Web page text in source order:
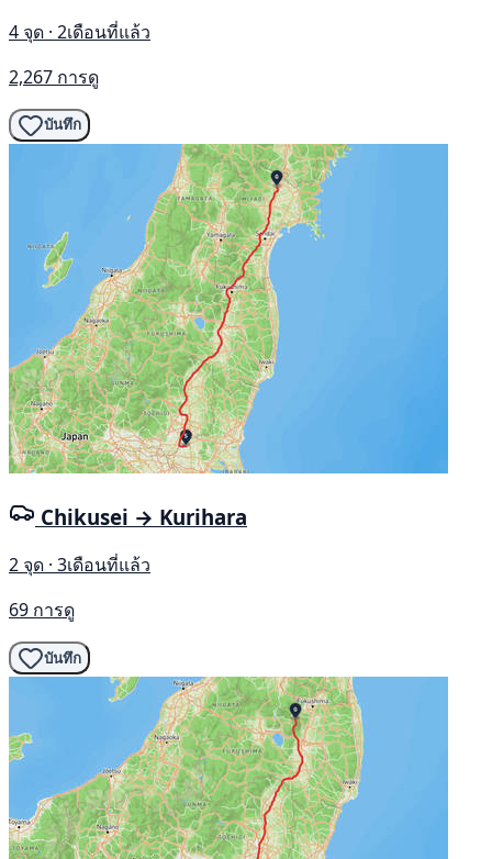
4 จุด · 2เดือนที่แล้ว
2,267 การดู
บันทึก
Chikusei → Kurihara
2 จุด · 3เดือนที่แล้ว
69 การดู
บันทึก